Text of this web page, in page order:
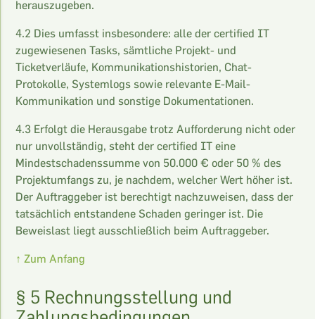
herauszugeben.
4.2 Dies umfasst insbesondere: alle der certified IT
zugewiesenen Tasks, sämtliche Projekt- und
Ticketverläufe, Kommunikationshistorien, Chat-
Protokolle, Systemlogs sowie relevante E-Mail-
Kommunikation und sonstige Dokumentationen.
4.3 Erfolgt die Herausgabe trotz Aufforderung nicht oder
nur unvollständig, steht der certified IT eine
Mindestschadenssumme von 50.000 € oder 50 % des
Projektumfangs zu, je nachdem, welcher Wert höher ist.
Der Auftraggeber ist berechtigt nachzuweisen, dass der
tatsächlich entstandene Schaden geringer ist. Die
Beweislast liegt ausschließlich beim Auftraggeber.
↑ Zum Anfang
§ 5 Rechnungsstellung und